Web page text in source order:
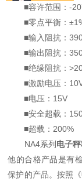
■容许范围：-
■零点平衡：
■输入阻抗：
■输出阻抗：
■绝缘阻抗：
■激励电压：
■电压：15V
■安全超载：
■超载：200%
NA4系列 电子
他的合格产品是有
保护的产品。按照